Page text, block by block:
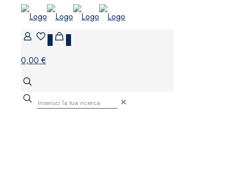
0,00 €
✕